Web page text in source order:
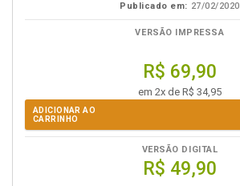
Publicado em: 27/02/2020
VERSÃO IMPRESSA
R$ 69,90
em 2x de R$ 34,95
ADICIONAR AO
CARRINHO
VERSÃO DIGITAL
R$ 49,90